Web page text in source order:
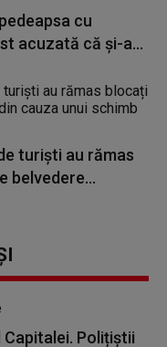
cu
acuzată că și-a...
turiști au rămas
belvedere...
Polițiștii